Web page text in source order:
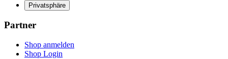
Privatsphäre
Partner
Shop anmelden
Shop Login